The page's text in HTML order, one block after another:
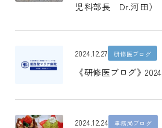
児科部長 Dr.河田）
2024.12.27 研修医ブログ
《研修医ブログ》
2024.12.24 事務局ブログ